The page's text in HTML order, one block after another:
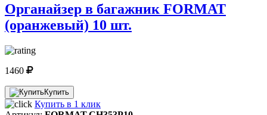
Органайзер в багажник FORMAT
(оранжевый) 10 шт.
1460
Купить
Купить в 1 клик